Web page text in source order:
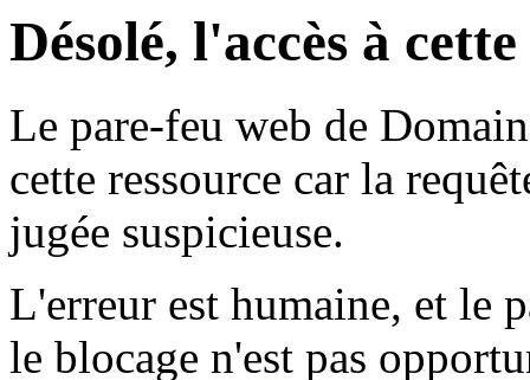
Désolé, l'accès à
Le pare-feu web de
cette ressource car la
jugée suspicieuse.
L'erreur est humaine, et le
le blocage n'est pas